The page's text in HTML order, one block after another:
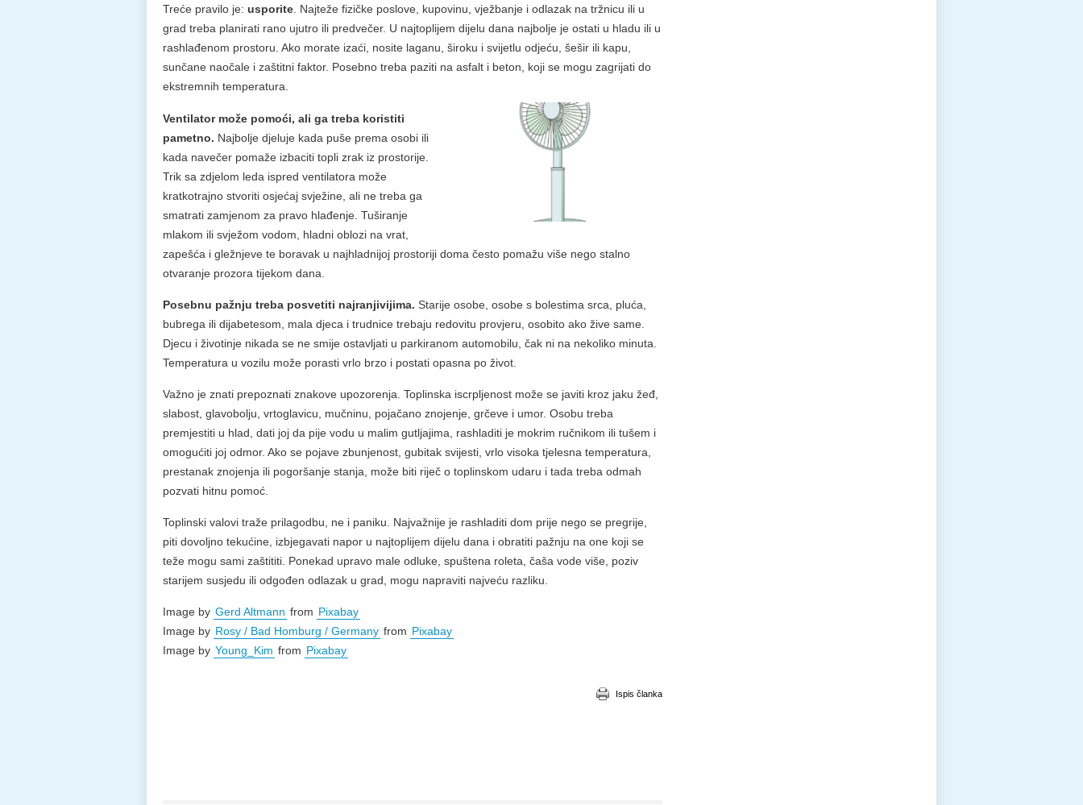
Treće pravilo je: usporite . Najteže fizičke poslove, kupovinu, vježbanje i odlazak na tržnicu ili u
grad treba planirati rano ujutro ili predvečer. U najtoplijem dijelu dana najbolje je ostati u hladu ili u
rashlađenom prostoru. Ako morate izaći, nosite laganu, široku i svijetlu odjeću, šešir ili kapu,
sunčane naočale i zaštitni faktor. Posebno treba paziti na asfalt i beton, koji se mogu zagrijati do
ekstremnih temperatura.
Ventilator može pomoći, ali ga treba koristiti
pametno. Najbolje djeluje kada puše prema osobi ili
kada navečer pomaže izbaciti topli zrak iz prostorije.
Trik sa zdjelom leda ispred ventilatora može
kratkotrajno stvoriti osjećaj svježine, ali ne treba ga
smatrati zamjenom za pravo hlađenje. Tuširanje
mlakom ili svježom vodom, hladni oblozi na vrat,
zapešća i gležnjeve te boravak u najhladnijoj prostoriji doma često pomažu više nego stalno
otvaranje prozora tijekom dana.
Posebnu pažnju treba posvetiti najranjivijima. Starije osobe, osobe s bolestima srca, pluća,
bubrega ili dijabetesom, mala djeca i trudnice trebaju redovitu provjeru, osobito ako žive same.
Djecu i životinje nikada se ne smije ostavljati u parkiranom automobilu, čak ni na nekoliko minuta.
Temperatura u vozilu može porasti vrlo brzo i postati opasna po život.
Važno je znati prepoznati znakove upozorenja. Toplinska iscrpljenost može se javiti kroz jaku žeđ,
slabost, glavobolju, vrtoglavicu, mučninu, pojačano znojenje, grčeve i umor. Osobu treba
premjestiti u hlad, dati joj da pije vodu u malim gutljajima, rashladiti je mokrim ručnikom ili tušem i
omogućiti joj odmor. Ako se pojave zbunjenost, gubitak svijesti, vrlo visoka tjelesna temperatura,
prestanak znojenja ili pogoršanje stanja, može biti riječ o toplinskom udaru i tada treba odmah
pozvati hitnu pomoć.
Toplinski valovi traže prilagodbu, ne i paniku. Najvažnije je rashladiti dom prije nego se pregrije,
piti dovoljno tekućine, izbjegavati napor u najtoplijem dijelu dana i obratiti pažnju na one koji se
teže mogu sami zaštititi. Ponekad upravo male odluke, spuštena roleta, čaša vode više, poziv
starijem susjedu ili odgođen odlazak u grad, mogu napraviti najveću razliku.
Image by Gerd Altmann from Pixabay
Image by Rosy / Bad Homburg / Germany from Pixabay
Image by Young_Kim from Pixabay
Ispis članka